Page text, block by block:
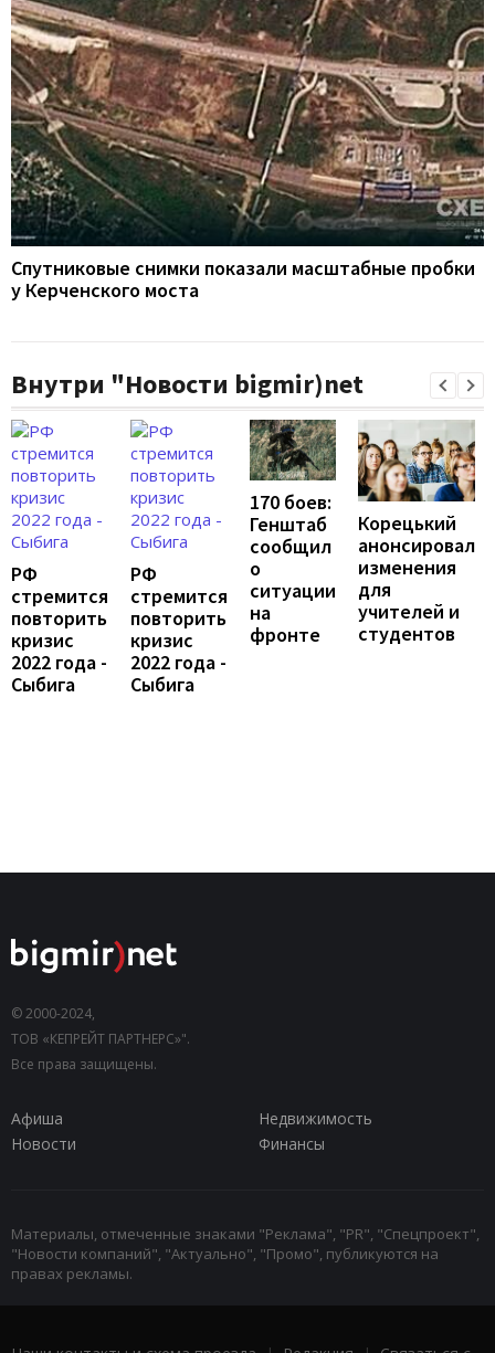
Спутниковые снимки показали масштабные пробки
у Керченского моста
Внутри "Новости bigmir)net
РФ
стремится
повторить
кризис
2022 года -
Сыбига
РФ
стремится
повторить
кризис
2022 года -
Сыбига
170 боев:
Генштаб
сообщил
о
ситуации
на
фронте
Корецький
анонсировал
изменения
для
учителей и
студентов
© 2000-2024,
ТОВ «КЕПРЕЙТ ПАРТНЕРС»".
Все права защищены.
Афиша
Недвижимость
Новости
Финансы
Материалы, отмеченные знаками "Реклама", "PR", "Спецпроект",
"Новости компаний", "Актуально", "Промо", публикуются на
правах рекламы.